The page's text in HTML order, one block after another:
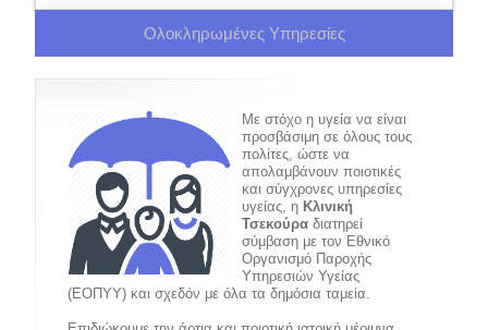
Ολοκληρωμένες Υπηρεσίες
Με στόχο η υγεία να είναι
προσβάσιμη σε όλους τους
πολίτες, ώστε να
απολαμβάνουν ποιοτικές
και σύγχρονες υπηρεσίες
υγείας, η Κλινική
Τσεκούρα διατηρεί
σύμβαση με τον Εθνικό
Οργανισμό Παροχής
Υπηρεσιών Υγείας
(ΕΟΠYΥ) και σχεδόν με όλα τα δημόσια ταμεία.